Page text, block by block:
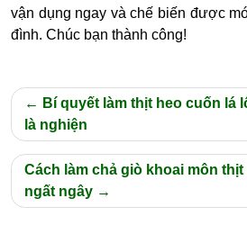
vận dụng ngay và chế biến được
đình. Chúc bạn thành công!
Điều
hướng
bài
viết
Bí quyết làm thịt heo cuốn lá
là nghiện
Cách làm chả giò khoai môn
ngất ngây